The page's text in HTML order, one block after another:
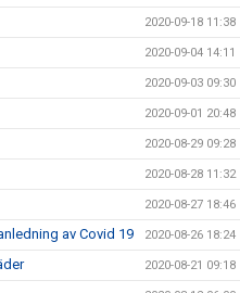
2020-09-18 11:38
2020-09-04 14:11
2020-09-03 09:30
2020-09-01 20:48
2020-08-29 09:28
2020-08-28 11:32
2020-08-27 18:46
av Covid 19 2020-08-26 18:24
2020-08-21 09:18